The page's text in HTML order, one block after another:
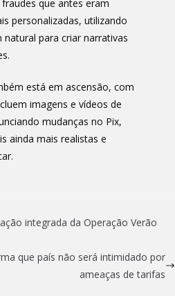
que antes eram
personalizadas, utilizando
natural para criar narrativas
está em ascensão, com
imagens e vídeos de
mudanças no Pix,
ainda mais realistas e
integrada da Operação Verão
que país não será intimidado por
ameaças de tarifas